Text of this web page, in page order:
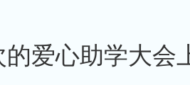
爱心助学大会